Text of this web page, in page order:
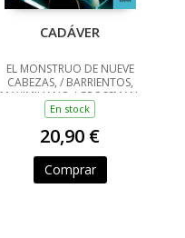
CADÁVER
EL MONSTRUO DE NUEVE
CABEZAS, / BARRIENTOS,
MAXIMILIANO / GROSSMAN,
LUCILA / ANCIRA, LOLA /
RIVERO, GIOVANNA /
BARRAGÁN, LUIS CARLOS /
REYES, KAREN A
En stock
20,90 €
Comprar